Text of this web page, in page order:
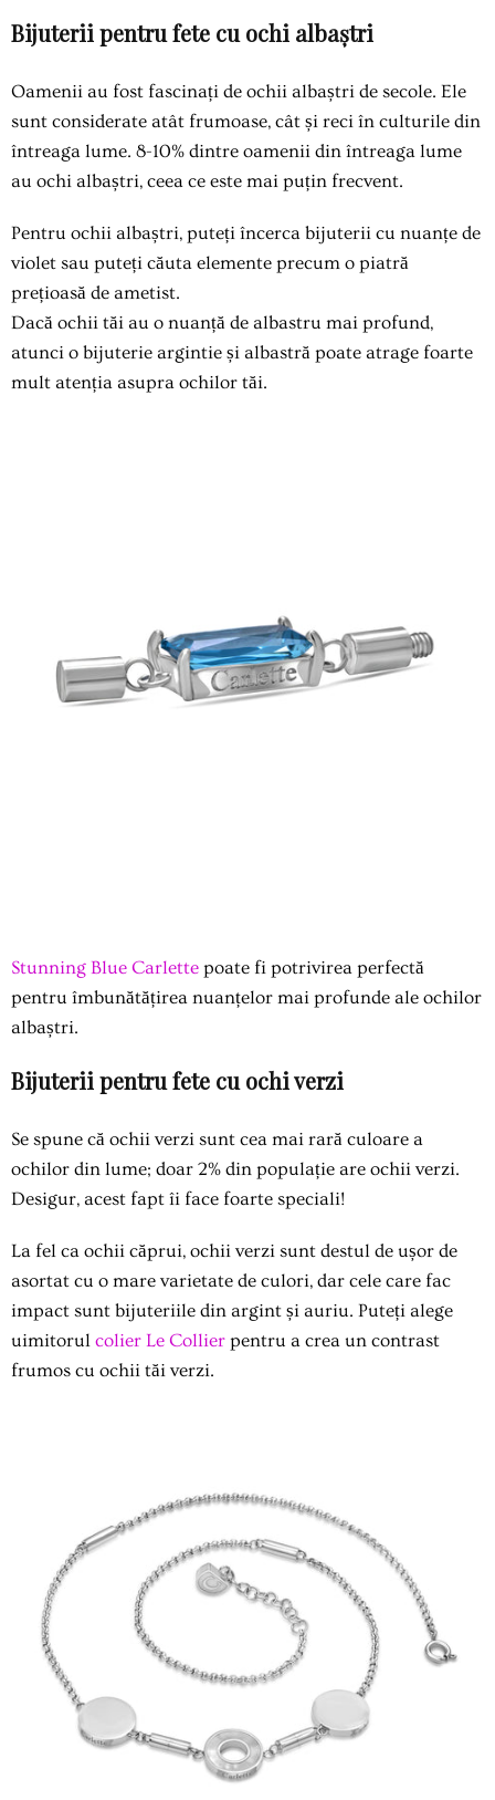
Bijuterii pentru fete cu ochi albaștri
Oamenii au fost fascinați de ochii albaștri de secole. Ele
sunt considerate atât frumoase, cât și reci în culturile din
întreaga lume. 8-10% dintre oamenii din întreaga lume
au ochi albaștri, ceea ce este mai puțin frecvent.
Pentru ochii albaștri, puteți încerca bijuterii cu nuanțe de
violet sau puteți căuta elemente precum o piatră
prețioasă de ametist.
Dacă ochii tăi au o nuanță de albastru mai profund,
atunci o bijuterie argintie și albastră poate atrage foarte
mult atenția asupra ochilor tăi.
Stunning Blue Carlette poate fi potrivirea perfectă
pentru îmbunătățirea nuanțelor mai profunde ale ochilor
albaștri.
Bijuterii pentru fete cu ochi verzi
Se spune că ochii verzi sunt cea mai rară culoare a
ochilor din lume; doar 2% din populație are ochii verzi.
Desigur, acest fapt îi face foarte speciali!
La fel ca ochii căprui, ochii verzi sunt destul de ușor de
asortat cu o mare varietate de culori, dar cele care fac
impact sunt bijuteriile din argint și auriu. Puteți alege
uimitorul colier Le Collier pentru a crea un contrast
frumos cu ochii tăi verzi.